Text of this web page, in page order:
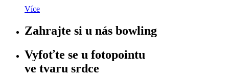
Více
Zahrajte si u nás bowling
Vyfoťte se u fotopointu
ve tvaru srdce